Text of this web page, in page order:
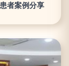
者案例分享